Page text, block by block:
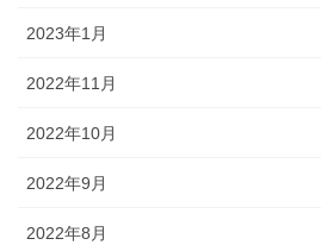
2023年1月
2022年11月
2022年10月
2022年9月
2022年8月